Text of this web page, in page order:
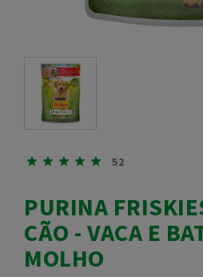
52
PURINA
CÃO - VACA E
MOLHO